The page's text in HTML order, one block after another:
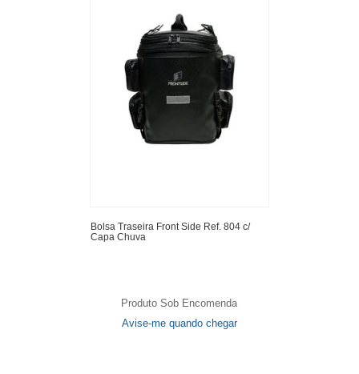
Bolsa Traseira Front Side Ref. 804 c/
Capa Chuva
Produto Sob Encomenda
Avise-me quando chegar